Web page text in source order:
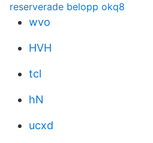
reserverade belopp okq8
wvo
HVH
tcl
hN
ucxd